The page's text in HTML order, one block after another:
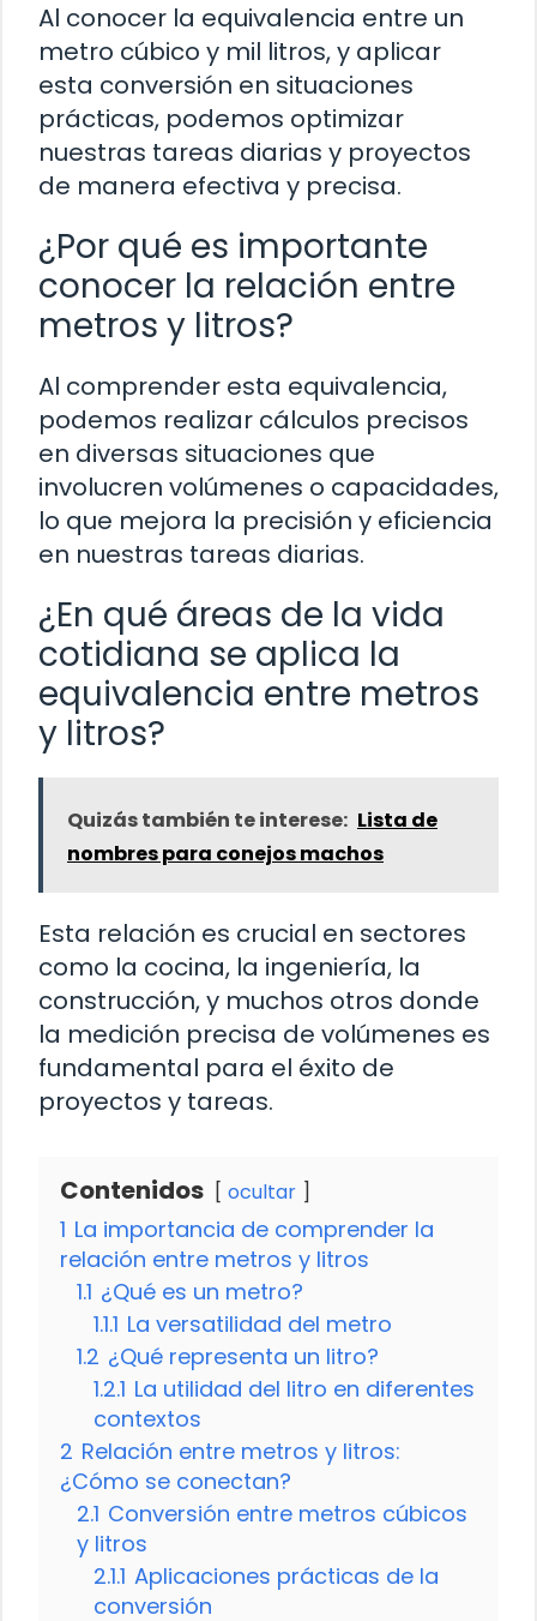
Al conocer la equivalencia entre un
metro cúbico y mil litros, y aplicar
esta conversión en situaciones
prácticas, podemos optimizar
nuestras tareas diarias y proyectos
de manera efectiva y precisa.
¿Por qué es importante
conocer la relación entre
metros y litros?
Al comprender esta equivalencia,
podemos realizar cálculos precisos
en diversas situaciones que
involucren volúmenes o capacidades,
lo que mejora la precisión y eficiencia
en nuestras tareas diarias.
¿En qué áreas de la vida
cotidiana se aplica la
equivalencia entre metros
y litros?
Quizás también te interese: Lista de
nombres para conejos machos
Esta relación es crucial en sectores
como la cocina, la ingeniería, la
construcción, y muchos otros donde
la medición precisa de volúmenes es
fundamental para el éxito de
proyectos y tareas.
Contenidos ocultar
1 La importancia de comprender la
relación entre metros y litros
1.1 ¿Qué es un metro?
1.1.1 La versatilidad del metro
1.2 ¿Qué representa un litro?
1.2.1 La utilidad del litro en diferentes
contextos
2 Relación entre metros y litros:
¿Cómo se conectan?
2.1 Conversión entre metros cúbicos
y litros
2.1.1 Aplicaciones prácticas de la
conversión